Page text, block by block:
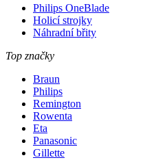
Philips OneBlade
Holicí strojky
Náhradní břity
Top značky
Braun
Philips
Remington
Rowenta
Eta
Panasonic
Gillette